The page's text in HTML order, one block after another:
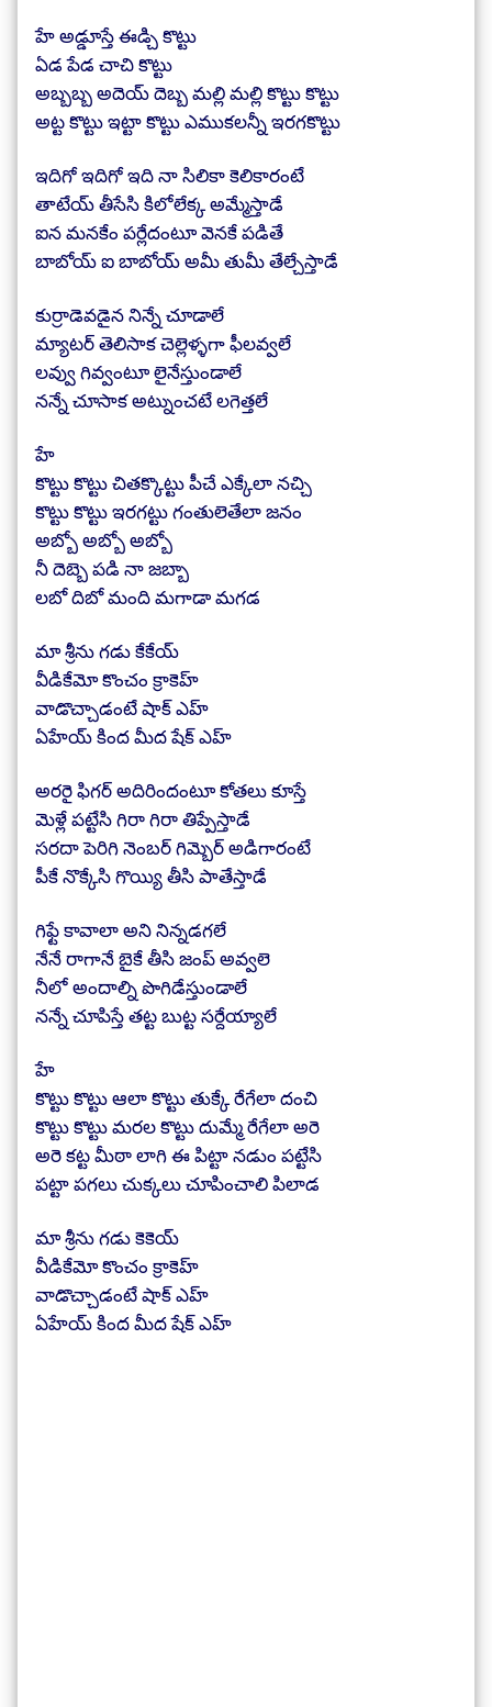
హే అడ్డూస్తే ఈడ్చి కొట్టు
ఏడ పేడ చాచి కొట్టు
అబ్బబ్బ అదెయ్ దెబ్బ మల్లి మల్లి కొట్టు కొట్టు
అట్ట కొట్టు ఇట్టా కొట్టు ఎముకలన్నీ ఇరగకొట్టు
ఇదిగో ఇదిగో ఇది నా సిలికా కెలికారంటే
తాటేయ్ తీసేసి కిలోలేక్క అమ్మేస్తాడే
ఐన మనకేం పర్లేదంటూ వెనకే పడితే
బాబోయ్ ఐ బాబోయ్ అమీ తుమీ తేల్చేస్తాడే
కుర్రాడెవడైన నిన్నే చూడాలే
మ్యాటర్ తెలిసాక చెల్లెళ్ళగా ఫీలవ్వలే
లవ్వు గివ్వంటూ లైనేస్తుండాలే
నన్నే చూసాక అట్నుంచటే లగెత్తలే
హే
కొట్టు కొట్టు చితక్కొట్టు పీచే ఎక్కేలా నచ్చి
కొట్టు కొట్టు ఇరగట్టు గంతులెతేలా జనం
అబ్బో అబ్బో అబ్బో
నీ దెబ్బె పడి నా జబ్బా
లబో దిబో మంది మగాడా మగడ
మా శ్రీను గడు కేకేయ్
వీడికేమో కొంచం క్రాకెహ్
వాడొచ్చాడంటే షాక్ ఎహ్
ఏహేయ్ కింద మీద షేక్ ఎహ్
అరరై ఫిగర్ అదిరిందంటూ కోతలు కూస్తే
మెళ్లే పట్టేసి గిరా గిరా తిప్పేస్తాడే
సరదా పెరిగి నెంబర్ గిమ్బెర్ అడిగారంటే
పీకే నొక్కేసి గొయ్యి తీసి పాతేస్తాడే
గిఫ్టే కావాలా అని నిన్నడగలే
నేనే రాగానే బైకే తీసి జంప్ అవ్వలె
నీలో అందాల్ని పొగిడేస్తుండాలే
నన్నే చూపిస్తే తట్ట బుట్ట సర్దేయ్యాలే
హే
కొట్టు కొట్టు ఆలా కొట్టు తుక్కే రేగేలా దంచి
కొట్టు కొట్టు మరల కొట్టు దుమ్మే రేగేలా అరె
అరె కట్ట మీఠా లాగి ఈ పిట్టా నడుం పట్టేసి
పట్టా పగలు చుక్కలు చూపించాలి పిలాడ
మా శ్రీను గడు కెకెయ్
వీడికేమో కొంచం క్రాకెహ్
వాడొచ్చాడంటే షాక్ ఎహ్
ఏహేయ్ కింద మీద షేక్ ఎహ్